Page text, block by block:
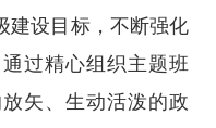
建设目标，不断强化
过精心组织主题班
矢、生动活泼的政